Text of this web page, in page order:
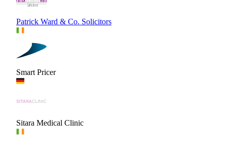
Patrick Ward & Co. Solicitors
Smart Pricer
Sitara Medical Clinic